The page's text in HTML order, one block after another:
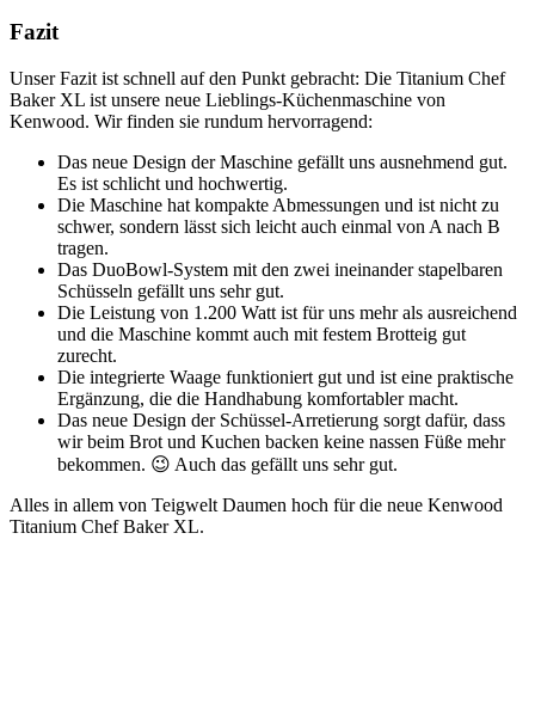
Fazit
Unser Fazit ist schnell auf den Punkt gebracht: Die Titanium Chef
Baker XL ist unsere neue Lieblings-Küchenmaschine von
Kenwood. Wir finden sie rundum hervorragend:
Das neue Design der Maschine gefällt uns ausnehmend gut.
Es ist schlicht und hochwertig.
Die Maschine hat kompakte Abmessungen und ist nicht zu
schwer, sondern lässt sich leicht auch einmal von A nach B
tragen.
Das DuoBowl-System mit den zwei ineinander stapelbaren
Schüsseln gefällt uns sehr gut.
Die Leistung von 1.200 Watt ist für uns mehr als ausreichend
und die Maschine kommt auch mit festem Brotteig gut
zurecht.
Die integrierte Waage funktioniert gut und ist eine praktische
Ergänzung, die die Handhabung komfortabler macht.
Das neue Design der Schüssel-Arretierung sorgt dafür, dass
wir beim Brot und Kuchen backen keine nassen Füße mehr
bekommen. 😉 Auch das gefällt uns sehr gut.
Alles in allem von Teigwelt Daumen hoch für die neue Kenwood
Titanium Chef Baker XL.